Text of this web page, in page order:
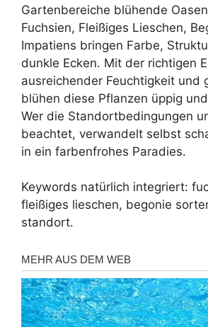
Gartenbereiche blühende
Fuchsien, Fleißiges Lieschen,
Impatiens bringen Farbe,
dunkle Ecken. Mit der richtigen
ausreichender Feuchtigkeit und
blühen diese Pflanzen üppig
Wer die Standortbedingungen
beachtet, verwandelt selbst
in ein farbenfrohes Paradies.
Keywords natürlich integriert:
fleißiges lieschen, begonie
standort.